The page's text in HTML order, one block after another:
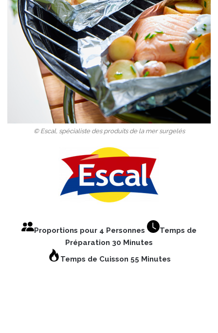
© Escal, spécialiste des produits de la mer surgelés
Proportions pour 4 Personnes
Temps de
Préparation 30 Minutes
Temps de Cuisson 55 Minutes